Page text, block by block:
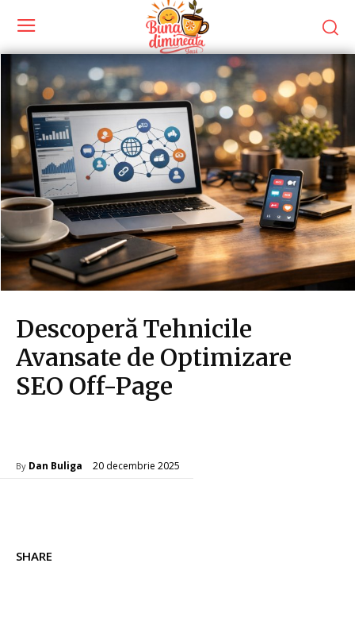
Descoperă Tehnicile
Avansate de Optimizare
SEO Off-Page
By Dan Buliga 20 decembrie 2025
SHARE